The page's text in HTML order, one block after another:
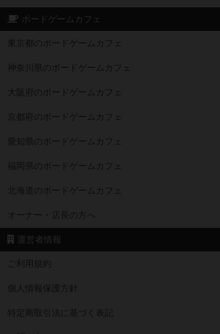
ボードゲームカフェ
東京都のボードゲームカフェ
神奈川県のボードゲームカフェ
大阪府のボードゲームカフェ
京都府のボードゲームカフェ
愛知県のボードゲームカフェ
福岡県のボードゲームカフェ
北海道のボードゲームカフェ
オーナー・店長の方へ
運営者情報
ご利用規約
個人情報保護方針
特定商取引法に基づく表記